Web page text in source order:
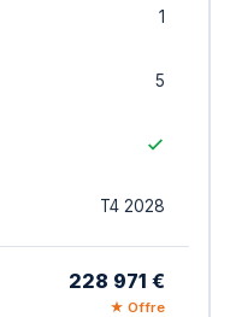
1
5
T4 2028
228 971 €
★ Offre